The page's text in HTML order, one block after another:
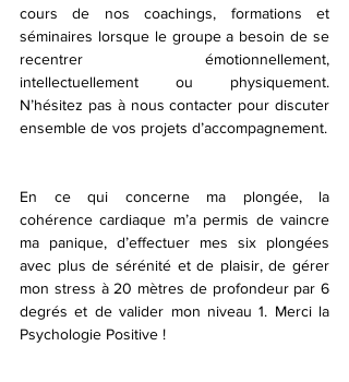
cours de nos coachings, formations et
séminaires lorsque le groupe a besoin de se
recentrer émotionnellement,
intellectuellement ou physiquement.
N’hésitez pas à nous contacter pour discuter
ensemble de vos projets d’accompagnement.
En ce qui concerne ma plongée, la
cohérence cardiaque m’a permis de vaincre
ma panique, d’effectuer mes six plongées
avec plus de sérénité et de plaisir, de gérer
mon stress à 20 mètres de profondeur par 6
degrés et de valider mon niveau 1. Merci la
Psychologie Positive !